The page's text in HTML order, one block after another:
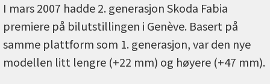
I mars 2007 hadde 2. generasjon Skoda Fabia
premiere på bilutstillingen i Genève. Basert på
samme plattform som 1. generasjon, var den nye
modellen litt lengre (+22 mm) og høyere (+47 mm).